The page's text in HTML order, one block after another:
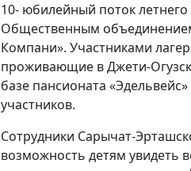
10- юбилейный поток летнего
Общественным
Компани». Участниками
проживающие в Джети-
базе пансионата
участников.
Сотрудники Сарычат-
возможность детям увидеть